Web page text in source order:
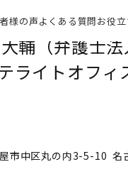
様の声よくある質問お役
輔（弁護士
ライトオフィ
市中区丸の内3-5-10 名